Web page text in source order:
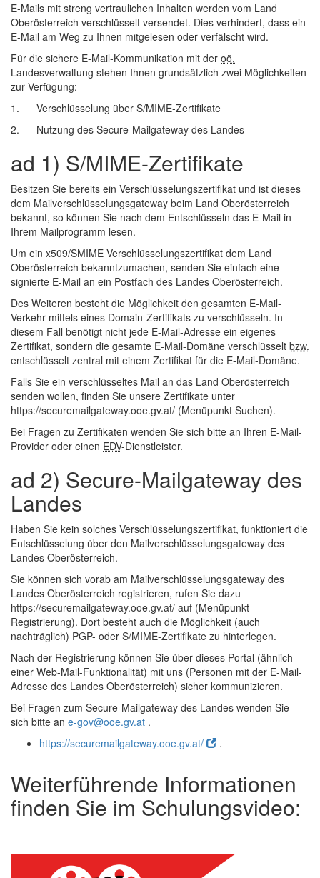
E-Mails mit streng vertraulichen Inhalten werden vom Land
Oberösterreich verschlüsselt versendet. Dies verhindert, dass ein
E-Mail am Weg zu Ihnen mitgelesen oder verfälscht wird.
Für die sichere E-Mail-Kommunikation mit der oö.
Landesverwaltung stehen Ihnen grundsätzlich zwei Möglichkeiten
zur Verfügung:
1. Verschlüsselung über S/MIME-Zertifikate
2. Nutzung des Secure-Mailgateway des Landes
ad 1) S/MIME-Zertifikate
Besitzen Sie bereits ein Verschlüsselungszertifikat und ist dieses
dem Mailverschlüsselungsgateway beim Land Oberösterreich
bekannt, so können Sie nach dem Entschlüsseln das E-Mail in
Ihrem Mailprogramm lesen.
Um ein x509/SMIME Verschlüsselungszertifikat dem Land
Oberösterreich bekanntzumachen, senden Sie einfach eine
signierte E-Mail an ein Postfach des Landes Oberösterreich.
Des Weiteren besteht die Möglichkeit den gesamten E-Mail-
Verkehr mittels eines Domain-Zertifikats zu verschlüsseln. In
diesem Fall benötigt nicht jede E-Mail-Adresse ein eigenes
Zertifikat, sondern die gesamte E-Mail-Domäne verschlüsselt bzw.
entschlüsselt zentral mit einem Zertifikat für die E-Mail-Domäne.
Falls Sie ein verschlüsseltes Mail an das Land Oberösterreich
senden wollen, finden Sie unsere Zertifikate unter
https://securemailgateway.ooe.gv.at/ (Menüpunkt Suchen).
Bei Fragen zu Zertifikaten wenden Sie sich bitte an Ihren E-Mail-
Provider oder einen EDV-Dienstleister.
ad 2) Secure-Mailgateway des
Landes
Haben Sie kein solches Verschlüsselungszertifikat, funktioniert die
Entschlüsselung über den Mailverschlüsselungsgateway des
Landes Oberösterreich.
Sie können sich vorab am Mailverschlüsselungsgateway des
Landes Oberösterreich registrieren, rufen Sie dazu
https://securemailgateway.ooe.gv.at/ auf (Menüpunkt
Registrierung). Dort besteht auch die Möglichkeit (auch
nachträglich) PGP- oder S/MIME-Zertifikate zu hinterlegen.
Nach der Registrierung können Sie über dieses Portal (ähnlich
einer Web-Mail-Funktionalität) mit uns (Personen mit der E-Mail-
Adresse des Landes Oberösterreich) sicher kommunizieren.
Bei Fragen zum Secure-Mailgateway des Landes wenden Sie
sich bitte an e-gov@ooe.gv.at .
https://securemailgateway.ooe.gv.at/
.
Weiterführende Informationen
finden Sie im Schulungsvideo: